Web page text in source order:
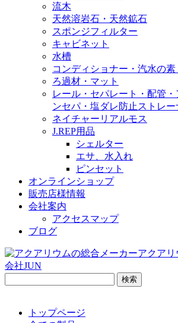
流木
天然溶岩石・天然鉱石
スポンジフィルター
キャビネット
水槽
コンディショナー・汽水の
ろ過材・マット
レール・セパレート・配管
ンセパ・塩ダレ防止ストレー
ネイチャーリアルモス
J.REP用品
シェルター
エサ、水入れ
ピンセット
オンラインショップ
販売店様情報
会社案内
アクセスマップ
ブログ
トップページ